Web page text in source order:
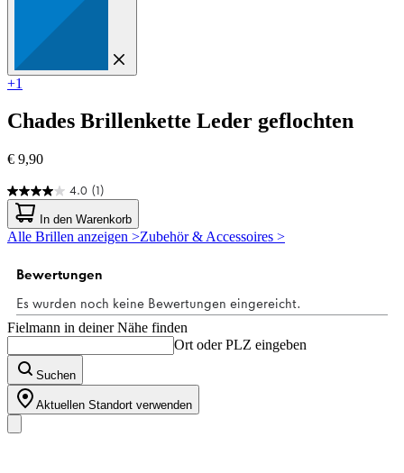
+1
Chades Brillenkette Leder geflochten
€ 9,90
4.0 (1)
4.0
von
5
Sternen.
Bewertung
In den Warenkorb
Alle Brillen anzeigen >Zubehör & Accessoires >
Fielmann in deiner Nähe finden
Ort oder PLZ eingeben
Suchen
Aktuellen Standort verwenden